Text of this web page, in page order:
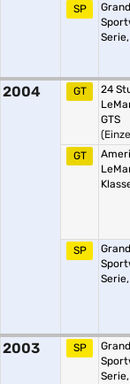
SP
2004 GT
24
GTS
GT
SP
2003 SP